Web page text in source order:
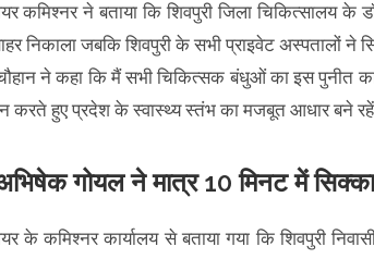
कमिश्नर ने बताया कि शिवपुरी जिला
निकाला जबकि शिवपुरी के सभी प्राइवेट अस्पतालों
ने कहा कि मैं सभी चिकित्सक बंधुओं का इस पुनीत
करते हुए प्रदेश के स्वास्थ्य स्तंभ का मजबूत आधार बने
गोयल ने मात्र 10 मिनट में सिक्का
के कमिश्नर कार्यालय से बताया गया कि शिवपुरी